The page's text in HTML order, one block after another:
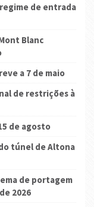
de entrada
Blanc
a 7 de maio
de restrições à
de agosto
túnel de Altona
de portagem
2026